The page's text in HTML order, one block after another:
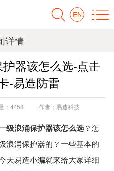
EN
详情
器该怎么选-点击
-易造防雷
： 4458 作者： 易造科技
级浪涌保护器该怎么选？怎
浪涌保护器的？一些基本的
天易造小编就来给大家详细